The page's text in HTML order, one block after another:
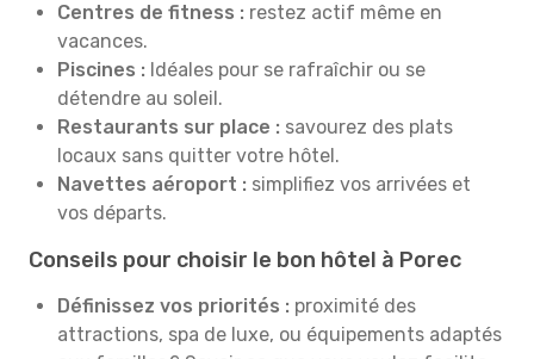
Centres de fitness : restez actif même en
vacances.
Piscines : Idéales pour se rafraîchir ou se
détendre au soleil.
Restaurants sur place : savourez des plats
locaux sans quitter votre hôtel.
Navettes aéroport : simplifiez vos arrivées et
vos départs.
Conseils pour choisir le bon hôtel à Porec
Définissez vos priorités : proximité des
attractions, spa de luxe, ou équipements adaptés